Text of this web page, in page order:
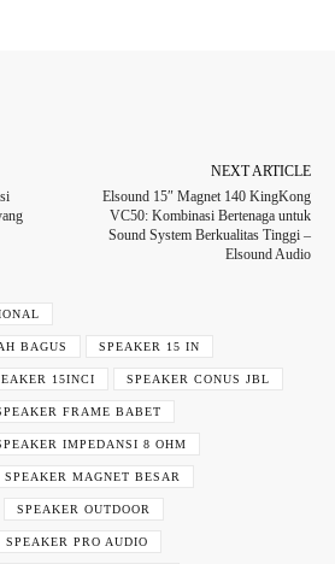
NEXT ARTICLE
Elsound 15″ Magnet 140 KingKong
VC50: Kombinasi Bertenaga untuk
Sound System Berkualitas Tinggi –
Elsound Audio
BAGUS SPEAKER 15 IN
15INCI SPEAKER CONUS JBL
FRAME BABET
IMPEDANSI 8 OHM
SPEAKER MAGNET BESAR
SPEAKER OUTDOOR
SPEAKER PRO AUDIO